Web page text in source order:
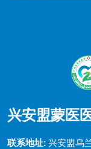
兴安盟蒙医
联系地址: 兴安盟乌